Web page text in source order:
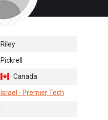
Riley
Pickrell
Canada
Israel - Premier Tech
-